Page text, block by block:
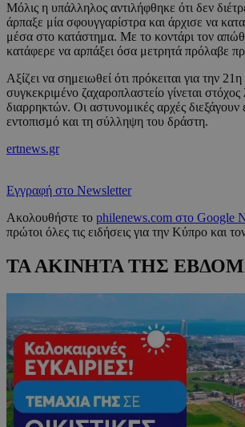
Μόλις η υπάλληλος αντιλήφθηκε ότι δεν
άρπαξε μία σφουγγαρίστρα και άρχισε να
μέσα στο κατάστημα. Με το κοντάρι τον
κατάφερε να αρπάξει όσα μετρητά πρόλαβε
Αξίζει να σημειωθεί ότι πρόκειται για την
συγκεκριμένο ζαχαροπλαστείο γίνεται
διαρρηκτών. Οι αστυνομικές αρχές διεξάγουν
εντοπισμό και τη σύλληψη του δράστη.
ertnews.gr
Εγγραφή στο Newsletter
Ακολουθήστε το philenews.com στο Google
πρώτοι όλες τις ειδήσεις για την Κύπρο και
ΤΑ ΑΚΙΝΗΤΑ ΤΗΣ